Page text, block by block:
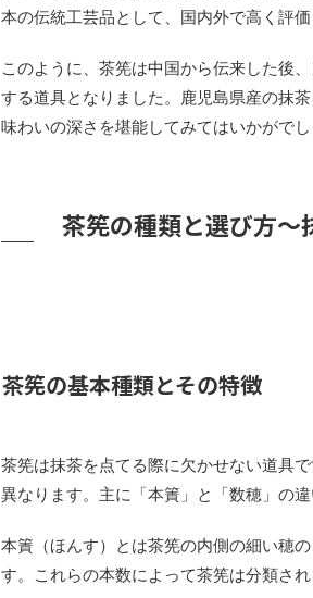
本の伝統工芸品として、国内外で高く評価
このように、茶筅は中国から伝来した後
する道具となりました。鹿児島県産の抹
味わいの深さを堪能してみてはいかがでし
茶筅の種類と選び方～
茶筅の基本種類とその特徴
茶筅は抹茶を点てる際に欠かせない道具
異なります。主に「本簀」と「数穂」の違
本簀（ほんす）とは茶筅の内側の細い穂
す。これらの本数によって茶筅は分類さ